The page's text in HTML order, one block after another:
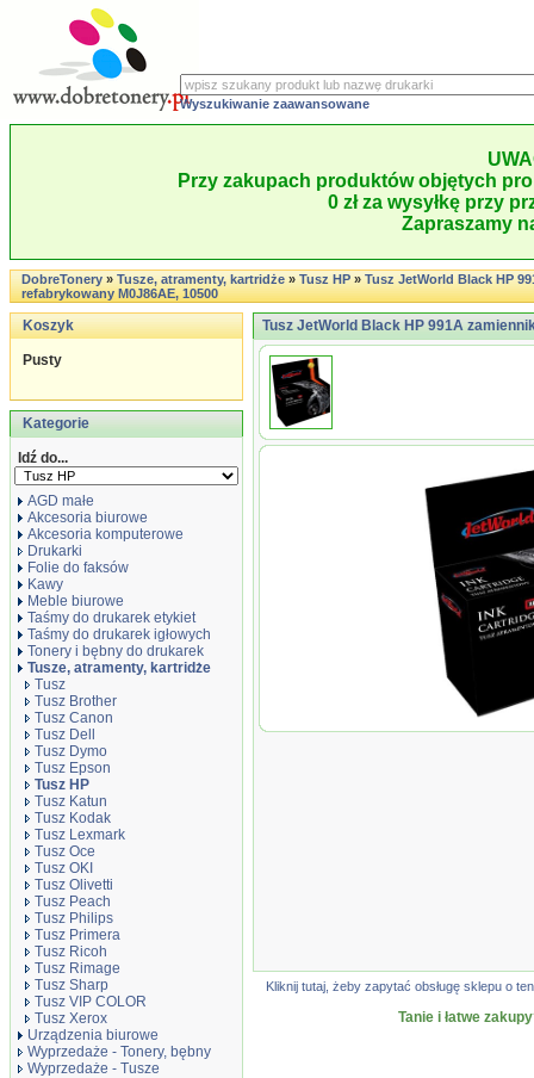
Wyszukiwanie zaawansowane
Przy zakupach produktów objętych
0 zł za wysyłkę przy
Zapraszamy
DobreTonery»Tusze, atramenty, kartridże»Tusz HP»Tusz JetWorld Black HP
refabrykowany M0J86AE, 10500
Koszyk
Pusty
Kategorie
Idź do...
AGD małe
Akcesoria biurowe
Akcesoria komputerowe
Drukarki
Folie do faksów
Kawy
Meble biurowe
Taśmy do drukarek etykiet
Taśmy do drukarek igłowych
Tonery i bębny do drukarek
Tusze, atramenty, kartridże
Tusz
Tusz Brother
Tusz Canon
Tusz Dell
Tusz Dymo
Tusz Epson
Tusz HP
Tusz Katun
Tusz Kodak
Tusz Lexmark
Tusz Oce
Tusz OKI
Tusz Olivetti
Tusz Peach
Tusz Philips
Tusz Primera
Tusz Ricoh
Tusz Rimage
Tusz Sharp
Tusz VIP COLOR
Tusz Xerox
Urządzenia biurowe
Wyprzedaże - Tonery, bębny
Wyprzedaże - Tusze
Tusz JetWorld Black HP 991A
Tusz JetWorld
Kliknij tutaj, żeby zapytać obsługę sklepu o
Tanie i łatwe